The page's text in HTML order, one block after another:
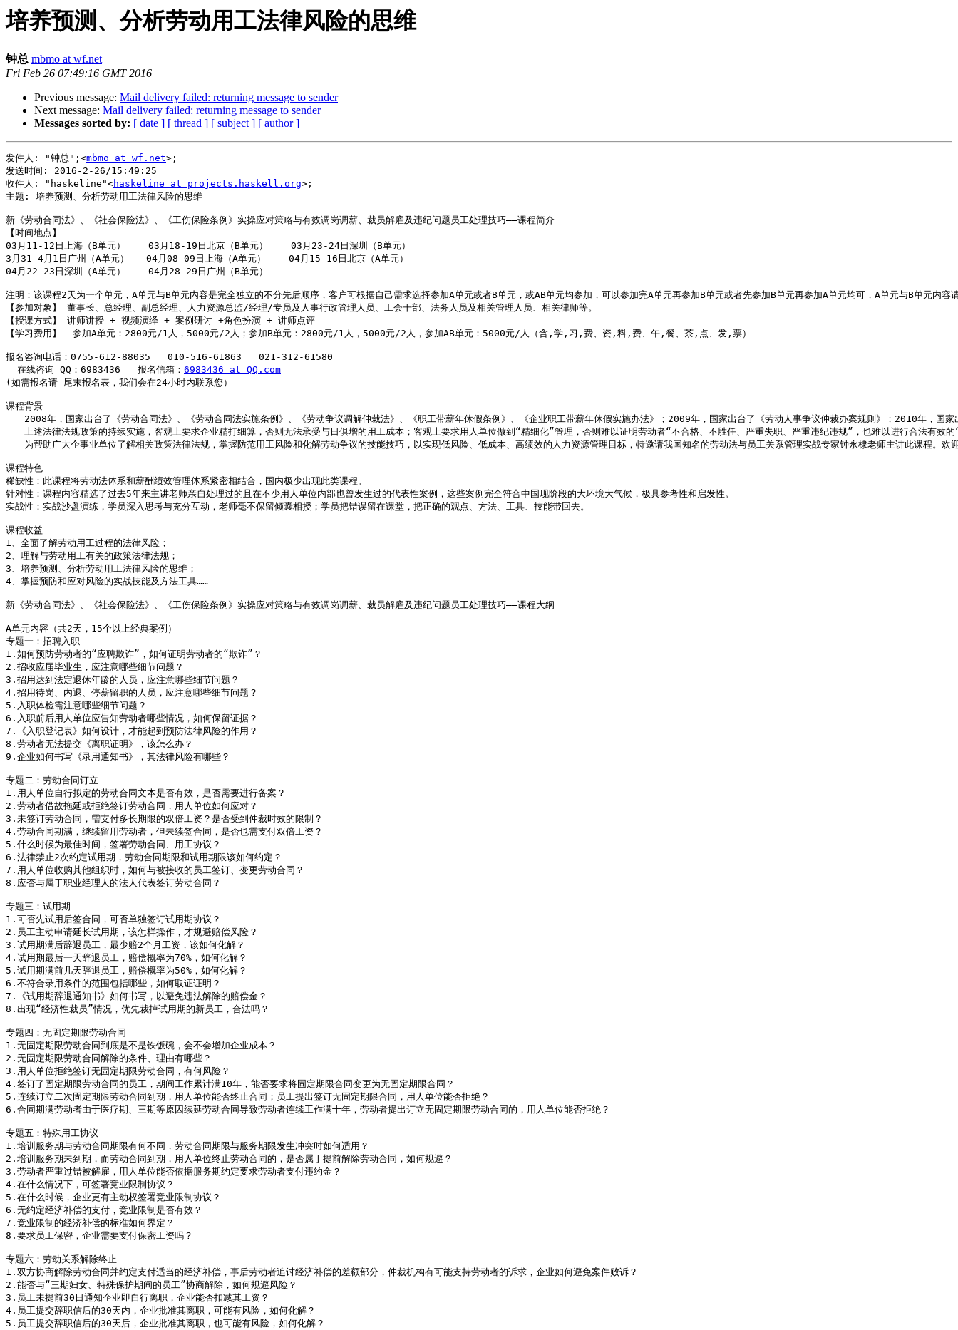
培养预测、分析劳动用工法律风险的思维
钟总 mbmo at wf.net
Fri Feb 26 07:49:16 GMT 2016
Previous message: Mail delivery failed: returning message to sender
Next message: Mail delivery failed: returning message to sender
Messages sorted by: [ date ] [ thread ] [ subject ] [ author ]
发件人: "钟总";<mbmo at wf.net>;
发送时间: 2016-2-26/15:49:25
收件人: "haskeline"<haskeline at projects.haskell.org>;
主题: 培养预测、分析劳动用工法律风险的思维
新《劳动合同法》、《社会保险法》、《工伤保险条例》实操应对策略与有效调岗调薪、裁员解雇及违纪问题员工处理技巧——课程简介
【时间地点】
03月11-12日上海（B单元）    03月18-19日北京（B单元）    03月23-24日深圳（B单元）
3月31-4月1日广州（A单元）   04月08-09日上海（A单元）    04月15-16日北京（A单元）
04月22-23日深圳（A单元）    04月28-29日广州（B单元）
注明：该课程2天为一个单元，A单元与B单元内容是完全独立的不分先后顺序，客户可根据自己需求选择参加A单元或者B单元，或AB单元均参加，可以参加完A单元再参加B单元或者先参加B单元再参加A单元均可，A单元与B单元内容
【参加对象】 董事长、总经理、副总经理、人力资源总监/经理/专员及人事行政管理人员、工会干部、法务人员及相关管理人员、相关律师等。
【授课方式】 讲师讲授 + 视频演绎 + 案例研讨 +角色扮演 + 讲师点评
【学习费用】  参加A单元：2800元/1人，5000元/2人；参加B单元：2800元/1人，5000元/2人，参加AB单元：5000元/人（含,学,习,费、资,料,费、午,餐、茶,点、发,票）
报名咨询电话：0755-612-88035   010-516-61863   021-312-61580
  在线咨询 QQ：6983436   报名信箱：
6983436 at QQ.com
(如需报名请 尾末报名表，我们会在24小时内联系您）
课程背景
2008年，国家出台了《劳动合同法》、《劳动合同法实施条例》、《劳动争议调解仲裁法》、《职工带薪年休假条例》、《企业职工带薪年休假实施办法》；2009年，国家出台了《劳动人事争议仲裁办案规则》；2010年，
上述法律法规政策的持续实施，客观上要求企业精打细算，否则无法承受与日俱增的用工成本；客观上要求用人单位做到“精细化”管理，否则难以证明劳动者“不合格、不胜任、严重失职、严重违纪违规”，也难以进行合法有
为帮助广大企事业单位了解相关政策法律法规，掌握防范用工风险和化解劳动争议的技能技巧，以实现低风险、低成本、高绩效的人力资源管理目标，特邀请我国知名的劳动法与员工关系管理实战专家钟永棣老师主讲此课程。欢
课程特色
稀缺性：此课程将劳动法体系和薪酬绩效管理体系紧密相结合，国内极少出现此类课程。
针对性：课程内容精选了过去5年来主讲老师亲自处理过的且在不少用人单位内部也曾发生过的代表性案例，这些案例完全符合中国现阶段的大环境大气候，极具参考性和启发性。
实战性：实战沙盘演练，学员深入思考与充分互动，老师毫不保留倾囊相授；学员把错误留在课堂，把正确的观点、方法、工具、技能带回去。
课程收益
1、全面了解劳动用工过程的法律风险；
2、理解与劳动用工有关的政策法律法规；
3、培养预测、分析劳动用工法律风险的思维；
4、掌握预防和应对风险的实战技能及方法工具……
新《劳动合同法》、《社会保险法》、《工伤保险条例》实操应对策略与有效调岗调薪、裁员解雇及违纪问题员工处理技巧——课程大纲
A单元内容（共2天，15个以上经典案例）
专题一：招聘入职
1.如何预防劳动者的“应聘欺诈”，如何证明劳动者的“欺诈”？
2.招收应届毕业生，应注意哪些细节问题？
3.招用达到法定退休年龄的人员，应注意哪些细节问题？
4.招用待岗、内退、停薪留职的人员，应注意哪些细节问题？
5.入职体检需注意哪些细节问题？
6.入职前后用人单位应告知劳动者哪些情况，如何保留证据？
7.《入职登记表》如何设计，才能起到预防法律风险的作用？
8.劳动者无法提交《离职证明》，该怎么办？
9.企业如何书写《录用通知书》，其法律风险有哪些？
专题二：劳动合同订立
1.用人单位自行拟定的劳动合同文本是否有效，是否需要进行备案？
2.劳动者借故拖延或拒绝签订劳动合同，用人单位如何应对？
3.未签订劳动合同，需支付多长期限的双倍工资？是否受到仲裁时效的限制？
4.劳动合同期满，继续留用劳动者，但未续签合同，是否也需支付双倍工资？
5.什么时候为最佳时间，签署劳动合同、用工协议？
6.法律禁止2次约定试用期，劳动合同期限和试用期限该如何约定？
7.用人单位收购其他组织时，如何与被接收的员工签订、变更劳动合同？
8.应否与属于职业经理人的法人代表签订劳动合同？
专题三：试用期
1.可否先试用后签合同，可否单独签订试用期协议？
2.员工主动申请延长试用期，该怎样操作，才规避赔偿风险？
3.试用期满后辞退员工，最少赔2个月工资，该如何化解？
4.试用期最后一天辞退员工，赔偿概率为70%，如何化解？
5.试用期满前几天辞退员工，赔偿概率为50%，如何化解？
6.不符合录用条件的范围包括哪些，如何取证证明？
7.《试用期辞退通知书》如何书写，以避免违法解除的赔偿金？
8.出现“经济性裁员”情况，优先裁掉试用期的新员工，合法吗？
专题四：无固定期限劳动合同
1.无固定期限劳动合同到底是不是铁饭碗，会不会增加企业成本？
2.无固定期限劳动合同解除的条件、理由有哪些？
3.用人单位拒绝签订无固定期限劳动合同，有何风险？
4.签订了固定期限劳动合同的员工，期间工作累计满10年，能否要求将固定期限合同变更为无固定期限合同？
5.连续订立二次固定期限劳动合同到期，用人单位能否终止合同；员工提出签订无固定期限合同，用人单位能否拒绝？
6.合同期满劳动者由于医疗期、三期等原因续延劳动合同导致劳动者连续工作满十年，劳动者提出订立无固定期限劳动合同的，用人单位能否拒绝？
专题五：特殊用工协议
1.培训服务期与劳动合同期限有何不同，劳动合同期限与服务期限发生冲突时如何适用？
2.培训服务期未到期，而劳动合同到期，用人单位终止劳动合同的，是否属于提前解除劳动合同，如何规避？
3.劳动者严重过错被解雇，用人单位能否依据服务期约定要求劳动者支付违约金？
4.在什么情况下，可签署竞业限制协议？
5.在什么时候，企业更有主动权签署竞业限制协议？
6.无约定经济补偿的支付，竞业限制是否有效？
7.竞业限制的经济补偿的标准如何界定？
8.要求员工保密，企业需要支付保密工资吗？
专题六：劳动关系解除终止
1.双方协商解除劳动合同并约定支付适当的经济补偿，事后劳动者追讨经济补偿的差额部分，仲裁机构有可能支持劳动者的诉求，企业如何避免案件败诉？
2.能否与“三期妇女、特殊保护期间的员工”协商解除，如何规避风险？
3.员工未提前30日通知企业即自行离职，企业能否扣减其工资？
4.员工提交辞职信后的30天内，企业批准其离职，可能有风险，如何化解？
5.员工提交辞职信后的30天后，企业批准其离职，也可能有风险，如何化解？